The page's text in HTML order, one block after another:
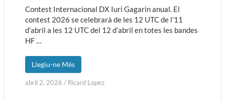
Contest Internacional DX Iuri Gagarin anual. El
contest 2026 se celebrarà de les 12 UTC de l’11
d’abril a les 12 UTC del 12 d’abril en totes les bandes
HF …
Llegiu-ne Més
abril 2, 2026 / Ricard Lopez